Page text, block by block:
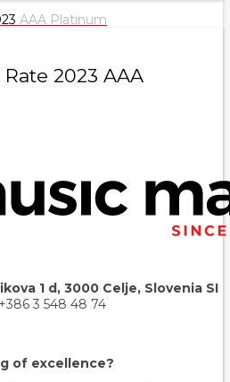
AAA Platinum
2023 AAA
1 d, 3000 Celje, Slovenia SI
3 548 48 74
of excellence?